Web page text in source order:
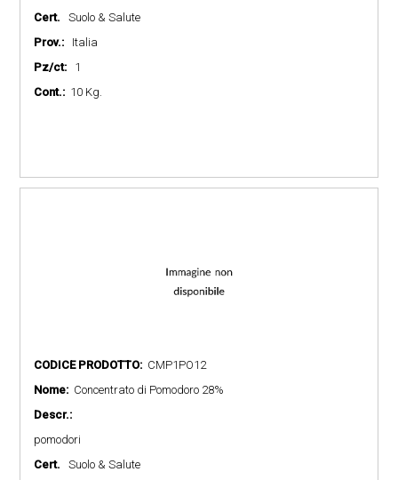
Cert. Suolo & Salute
Prov.: Italia
Pz/ct: 1
Cont.: 10 Kg.
CODICE PRODOTTO: CMP1PO12
Nome: Concentrato di Pomodoro 28%
Descr.:
pomodori
Cert. Suolo & Salute